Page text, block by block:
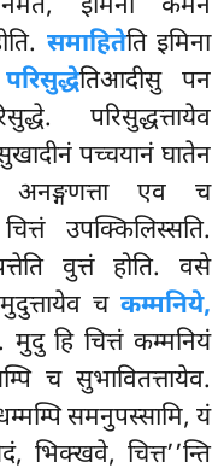
इमिना कमेन
समाहितेति इमिना
परिसुद्धेतिआदीसु पन
परिसुद्धत्तायेव
पच्चयानं घातेन
एव च
उपक्किलिस्सति.
वुत्तं होति. वसे
च कम्मनिये,
मुदु हि चित्तं कम्मनियं
च सुभावितत्तायेव.
समनुपस्सामि, यं
भिक्खवे, चित्त’’न्ति